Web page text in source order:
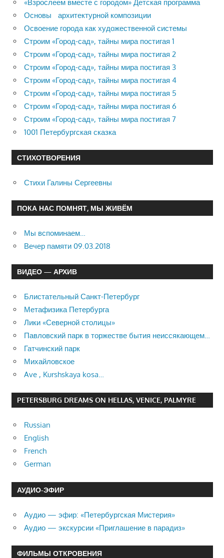
«Взрослеем вместе с городом» Детская программа
Основы архитектурной композиции
Освоение города как художественной системы
Строим «Город-сад», тайны мира постигая 1
Строим «Город-сад», тайны мира постигая 2
Строим «Город-сад», тайны мира постигая 3
Строим «Город-сад», тайны мира постигая 4
Строим «Город-сад», тайны мира постигая 5
Строим «Город-сад», тайны мира постигая 6
Строим «Город-сад», тайны мира постигая 7
1001 Петербургская сказка
СТИХОТВОРЕНИЯ
Стихи Галины Сергеевны
ПОКА НАС ПОМНЯТ, МЫ ЖИВЁМ
Мы вспоминаем…
Вечер памяти 09.03.2018
ВИДЕО — АРХИВ
Блистательный Санкт-Петербург
Метафизика Петербурга
Лики «Северной столицы»
Павловский парк в торжестве бытия неиссякающем…
Гатчинский парк
Михайловское
Ave , Kurshskaya kosa…
PETERSBURG DREAMS ON HELLAS, VENICE, PALMYRE
Russian
English
French
German
АУДИО-ЭФИР
Аудио — эфир: «Петербургская Мистерия»
Аудио — экскурсии «Приглашение в парадиз»
ФИЛЬМЫ ОТКРОВЕНИЯ